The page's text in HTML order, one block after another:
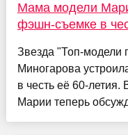
Мама модели
фэшн-съемке в
Звезда "Топ-модели
Миногарова
в честь её 60-летия.
Марии теперь